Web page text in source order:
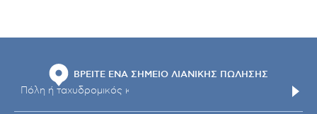
ΒΡΕΙΤΕ ΕΝΑ ΣΗΜΕΙΟ ΛΙΑΝΙΚΗΣ ΠΩΛΗΣΗΣ